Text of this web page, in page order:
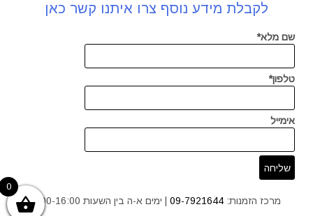
לקבלת מידע נוסף צרו איתנו קשר כאן
שם מלא*
טלפון*
אימייל
מרכז הזמנות: 09-7921644 | ימים א-ה בין השעות 9:00-16:00
0